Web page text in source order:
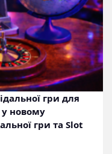
гри для
у новому
гри та Slot